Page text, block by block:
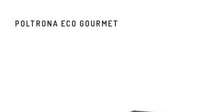
POLTRONA ECO GOURMET